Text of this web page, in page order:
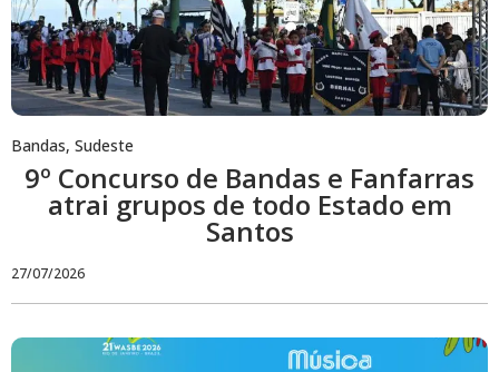
Bandas, Sudeste
9º Concurso de Bandas e Fanfarras
atrai grupos de todo Estado em
Santos
27/07/2026